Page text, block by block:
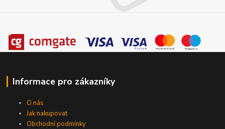
Informace pro zákazníky
O nás
Jak nakupovat
Obchodní podmínky